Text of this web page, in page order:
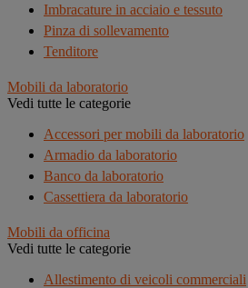
Imbracature in acciaio e tessuto
Pinza di sollevamento
Tenditore
Mobili da laboratorio
Vedi tutte le categorie
Accessori per mobili da laboratorio
Armadio da laboratorio
Banco da laboratorio
Cassettiera da laboratorio
Mobili da officina
Vedi tutte le categorie
Allestimento di veicoli commerciali